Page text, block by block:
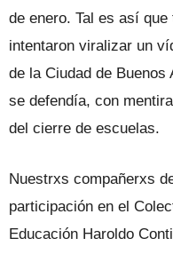
de enero. Tal es así
intentaron viralizar un
de la Ciudad de Buenos
se defendía, con
del cierre de escuelas.
Nuestrxs compañerxs
participación en el
Educación Haroldo